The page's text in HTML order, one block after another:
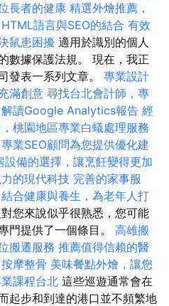
長者的健康 精選外燴推薦，
HTML語言與SEO的結合 有效
鼠患困擾 適用於識別的個人
數據保護法規。 現在，我正
發表一系列文章。 專業設計
滿創意 尋找台北會計師，專
解讀Google Analytics報告 經
桃園地區專業白蟻處理服務
專業SEO顧問為您提供優化建
設備的選擇，讓烹飪變得更加
的現代科技 完善的家事服
合健康與養生，為老年人打
您來說似乎很熟悉，您可能
門提供了一個條目。 高雄搬
搬遷服務 推薦值得信賴的醫
摩整骨 美味餐點外燴，讓您
課程台北 這些巡遊通常會在
起步和到達的港口並不頻繁地